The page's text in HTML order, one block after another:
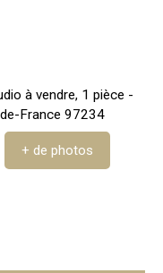
+ de photos